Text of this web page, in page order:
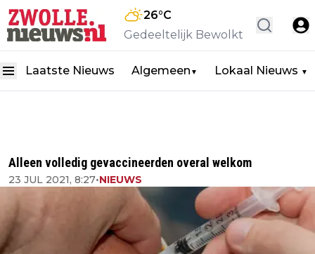
26°C
Gedeeltelijk Bewolkt
Laatste Nieuws Algemeen ▼ Lokaal Nieuws ▼
Alleen volledig gevaccineerden overal welkom
23 JUL 2021, 8:27•NIEUWS